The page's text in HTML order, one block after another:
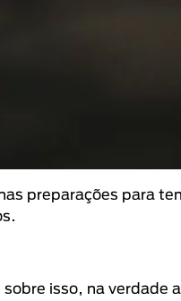
preparações para
isso, na verdade